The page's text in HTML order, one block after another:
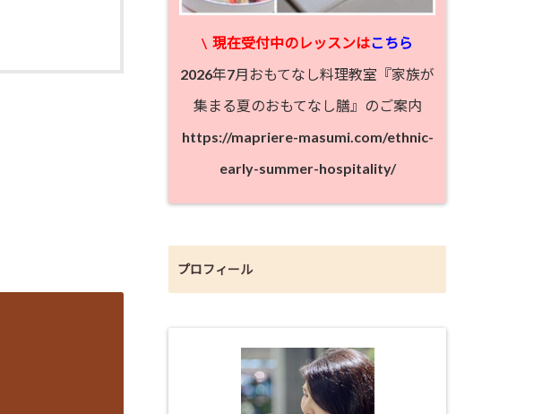
\ 現在受付中のレッスンはこちら
2026年7月おもてなし料理教室『家族が
集まる夏のおもてなし膳』のご案内
https://mapriere-masumi.com/ethnic-
early-summer-hospitality/
プロフィール